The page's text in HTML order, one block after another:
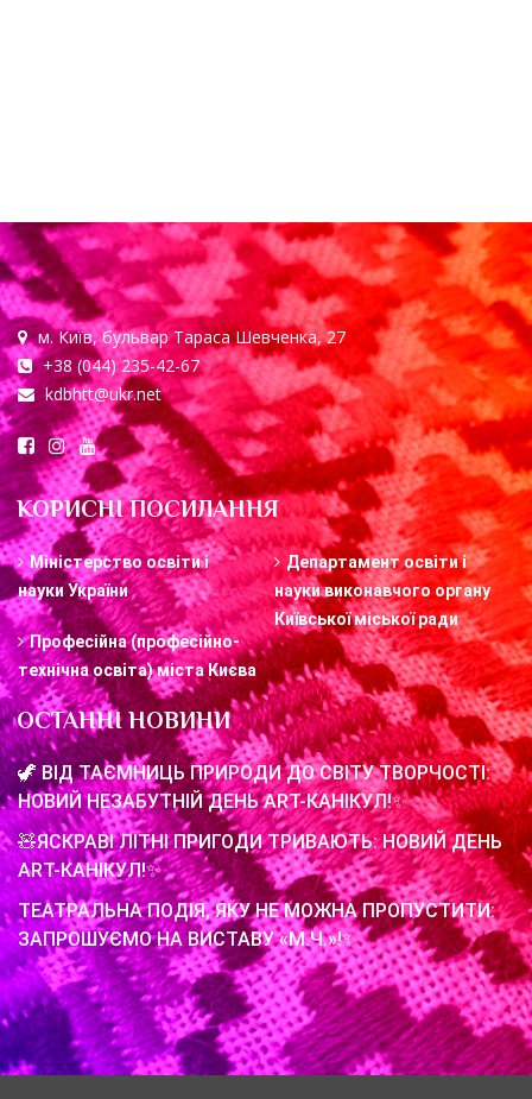
м. Київ, бульвар Тараса Шевченка, 27
+38 (044) 235-42-67
kdbhtt@ukr.net
КОРИСНІ ПОСИЛАННЯ
Міністерство освіти і
науки України
Професійна (професійно-
технічна освіта) міста Києва
Департамент освіти і
науки виконавчого органу
Київської міської ради
ОСТАННІ НОВИНИ
🦖 ВІД ТАЄМНИЦЬ ПРИРОДИ ДО СВІТУ ТВОРЧОСТІ:
НОВИЙ НЕЗАБУТНІЙ ДЕНЬ ART-КАНІКУЛ!✨
🧸ЯСКРАВІ ЛІТНІ ПРИГОДИ ТРИВАЮТЬ: НОВИЙ ДЕНЬ
ART-КАНІКУЛ!✨
ТЕАТРАЛЬНА ПОДІЯ, ЯКУ НЕ МОЖНА ПРОПУСТИТИ:
ЗАПРОШУЄМО НА ВИСТАВУ «М.Ч.»!✨